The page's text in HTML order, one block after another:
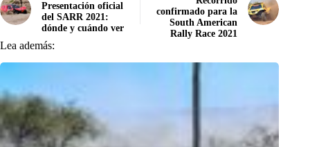
Presentación oficial
del SARR 2021:
dónde y cuándo ver
confirmado para la
South American
Rally Race 2021
Lea además: